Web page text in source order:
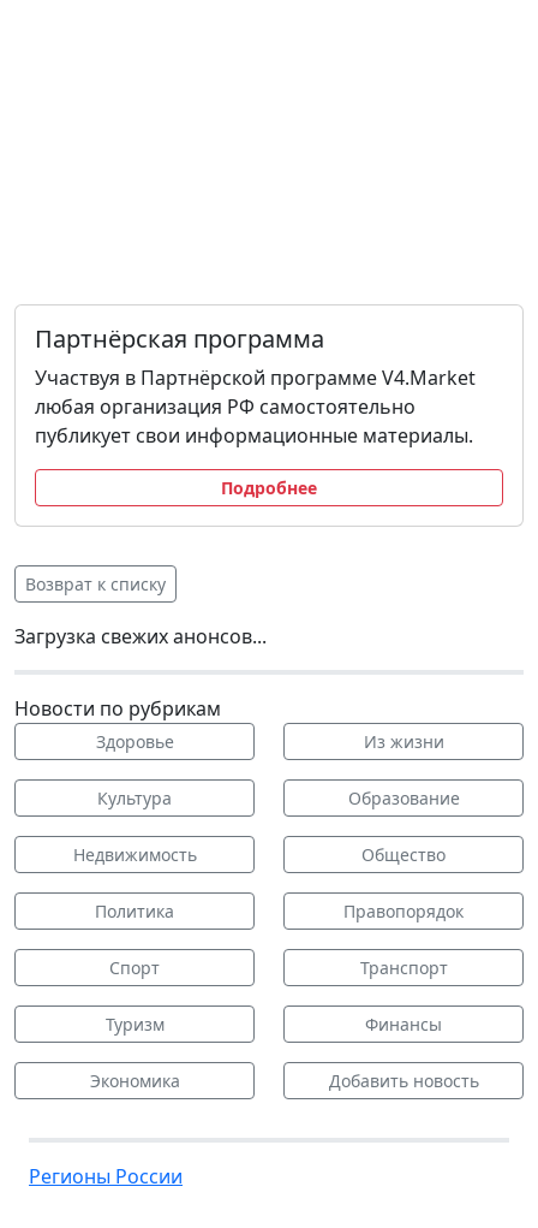
Партнёрская программа
Участвуя в Партнёрской программе V4.Market
любая организация РФ самостоятельно
публикует свои информационные материалы.
Подробнее
Возврат к списку
Загрузка свежих анонсов...
Новости по рубрикам
Здоровье Из жизни
Культура Образование
Недвижимость Общество
Политика Правопорядок
Спорт Транспорт
Туризм Финансы
Экономика Добавить новость
Регионы России